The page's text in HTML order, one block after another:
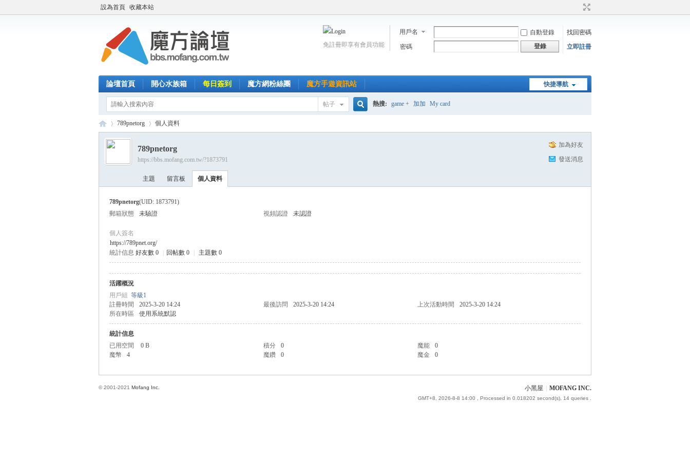
設為首頁 收藏本站
用戶名 自動登錄
找回密碼
密碼
登錄 立即註冊
免註冊即享有會員功能
快捷導航
論壇首頁 開心水族箱 每日簽到 魔方網粉絲團 魔方手遊資訊站
帖子 熱搜: game + 加加 My card
›
789pnetorg 個人資料
加為好友
發送消息
789pnetorg
https://bbs.mofang.com.tw/?1873791
主題 留言板 個人資料
789pnetorg(UID: 1873791)
郵箱狀態
未驗證 視頻認證 未認證
個人簽名
https://789pnet.org/
統計信息 好友數 0 回帖數 0 主題數 0
活躍概況
用戶組 等級1
註冊時間
2025-3-20 14:24 最後訪問 2025-3-20 14:24 上次活動時間
2025-3-20 14:24
所在時區
使用系統默認
統計信息
已用空間
0 B 積分 0 魔能
0
魔幣
4 魔鑽 0 魔金 0
小黑屋 MOFANG INC.
GMT+8, 2026-8-8 14:00 , Processed in 0.018202 second(s), 14 queries .
© 2001-2021 Mofang Inc.